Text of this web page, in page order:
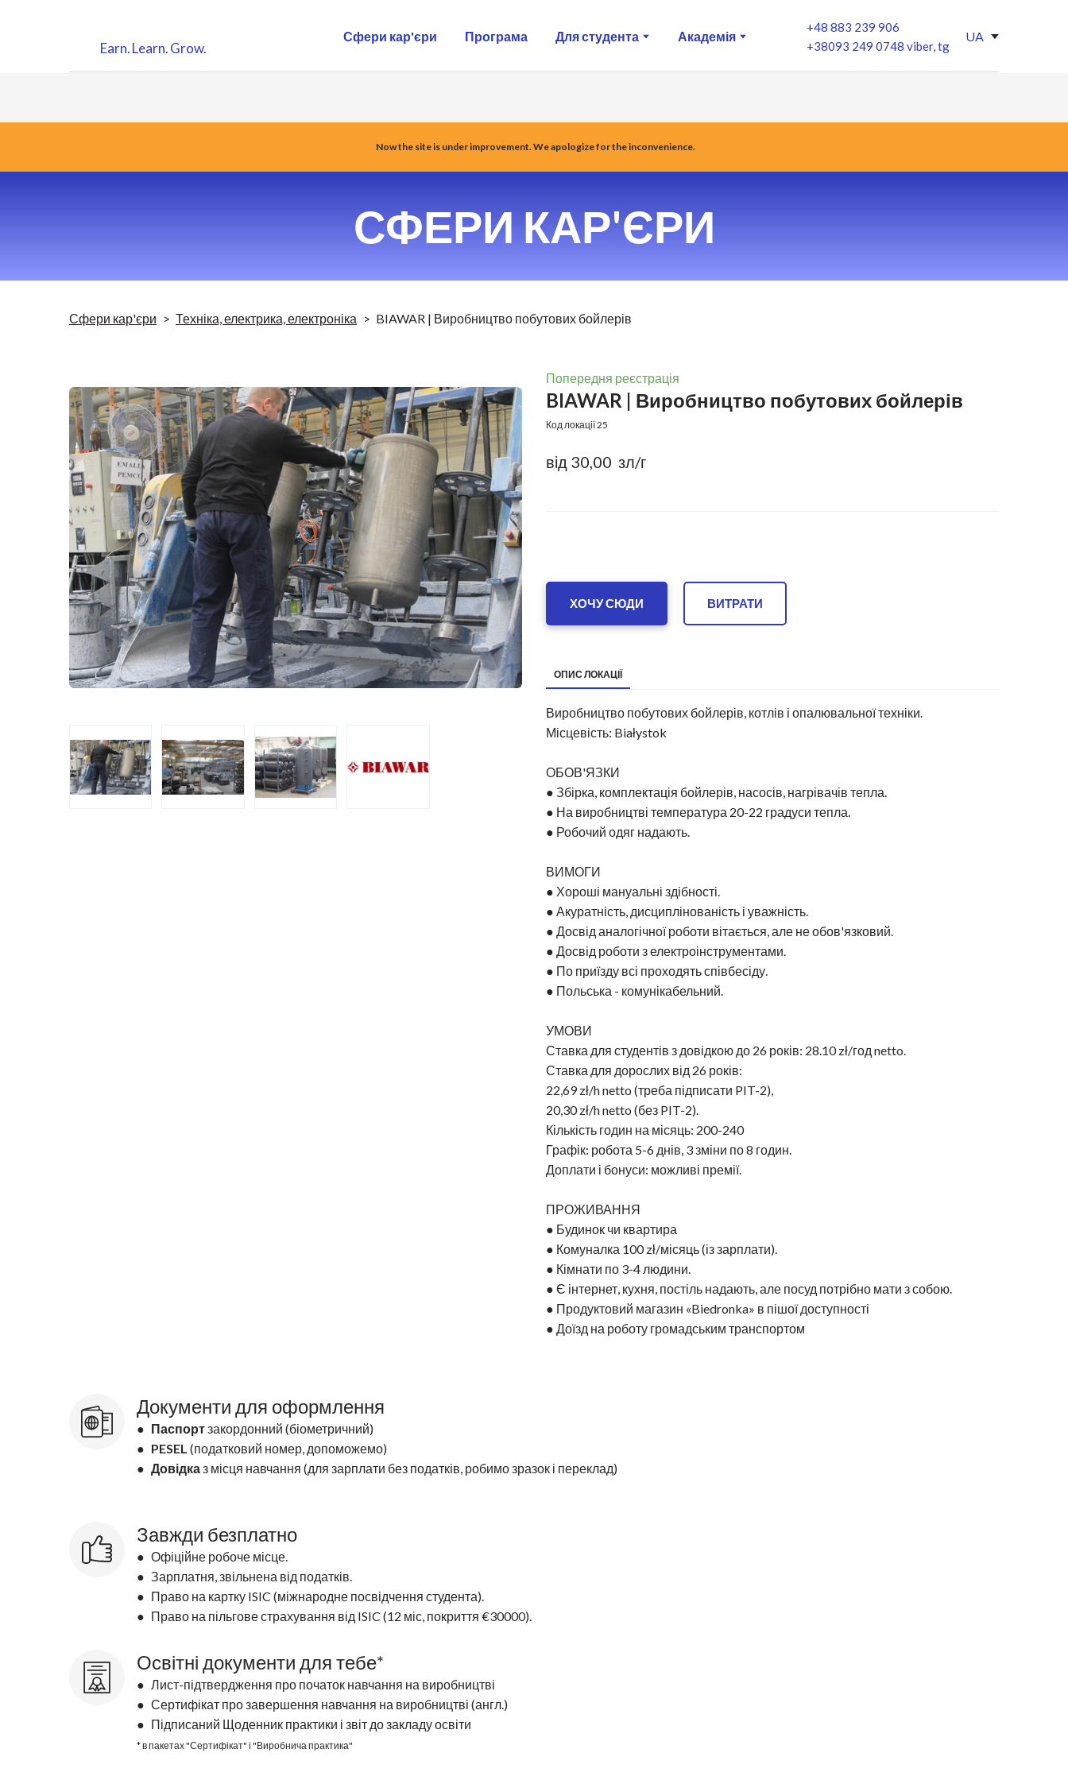
Earn.Learn.Grow.
Сфери кар'єри Програма Для студента Академія
+48 883 239 906
+38093 249 0748 viber, tg
UA
Now the site is under improvement. We apologize for the inconvenience.
СФЕРИ КАР'ЄРИ
Сфери кар'єри Техніка, електрика, електроніка BIAWAR | Виробництво побутових бойлерів
Попередня реєстрація
BIAWAR | Виробництво побутових бойлерів
Код локації 25
від 30,00  зл/г
ХОЧУ СЮДИ ВИТРАТИ
ОПИС ЛОКАЦІЇ
Виробництво побутових бойлерів, котлів і опалювальної техніки.
Місцевість: Białystok
ОБОВ'ЯЗКИ
● Збірка, комплектація бойлерів, насосів, нагрівачів тепла.
● На виробництві температура 20-22 градуси тепла.
● Робочий одяг надають.
ВИМОГИ
● Хороші мануальні здібності.
● Акуратність, дисциплінованість і уважність.
● Досвід аналогічної роботи вітається, але не обов'язковий.
● Досвід роботи з електроінструментами.
● По приїзду всі проходять співбесіду.
● Польська - комунікабельний.
УМОВИ
Ставка для студентів з довідкою до 26 років: 28.10 zł/год netto.
Ставка для дорослих від 26 років:
22,69 zł/h netto (треба підписати PIT-2),
20,30 zł/h netto (без PIT-2).
Кількість годин на місяць: 200-240
Графік: робота 5-6 днів, 3 зміни по 8 годин.
Доплати і бонуси: можливі премії.
ПРОЖИВАННЯ
● Будинок чи квартира
● Комуналка 100 zł/місяць (із зарплати).
● Кімнати по 3-4 людини.
● Є інтернет, кухня, постіль надають, але посуд потрібно мати з собою.
● Продуктовий магазин «Biedronka» в пішої доступності
● Доїзд на роботу громадським транспортом
Документи для оформлення
● Паспортзакордонний (біометричний)
● PESEL (податковий номер, допоможемо)
● Довідка з місця навчання (для зарплати без податків, робимо зразок і переклад)
Завжди безплатно
● Офіційне робоче місце.
● Зарплатня, звільнена від податків.
● Право на картку ISIC (міжнародне посвідчення студента).
● Право на пільгове страхування від ISIC (12 міс, покриття €30000).
Освітні документи для тебе*
● Лист-підтвердження про початок навчання на виробництві
● Сертифікат про завершення навчання на виробництві (англ.)
● Підписаний Щоденник практики і звіт до закладу освіти
* в пакетах "Сертифікат" і "Виробнича практика"